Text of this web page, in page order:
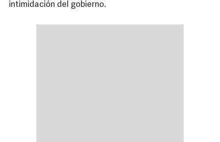
intimidación del gobierno.